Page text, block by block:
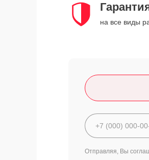
на все виды
Отправляя, Вы